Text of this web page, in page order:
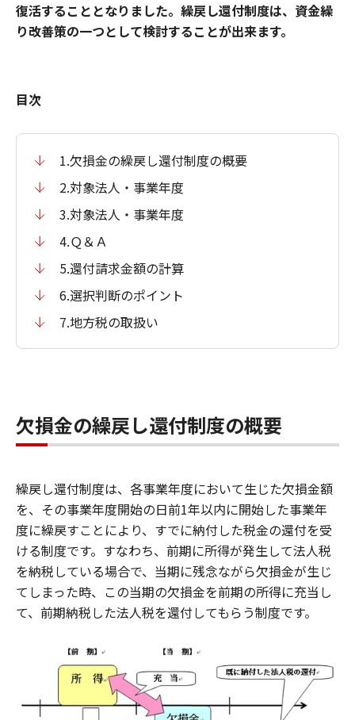
復活することとなりました。繰戻し還付制度は、資金繰
り改善策の一つとして検討することが出来ます。
目次
1.欠損金の繰戻し還付制度の概要
2.対象法人・事業年度
3.対象法人・事業年度
4.Ｑ＆Ａ
5.還付請求金額の計算
6.選択判断のポイント
7.地方税の取扱い
欠損金の繰戻し還付制度の概要
繰戻し還付制度は、各事業年度において生じた欠損金額
を、その事業年度開始の日前1年以内に開始した事業年
度に繰戻すことにより、すでに納付した税金の還付を受
ける制度です。すなわち、前期に所得が発生して法人税
を納税している場合で、当期に残念ながら欠損金が生じ
てしまった時、この当期の欠損金を前期の所得に充当し
て、前期納税した法人税を還付してもらう制度です。